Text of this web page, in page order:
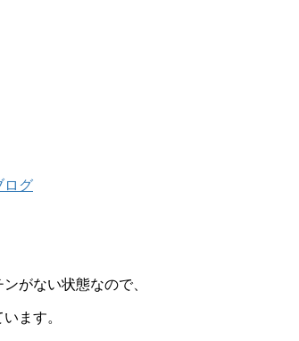
ログ
がない状態なので、
ます。